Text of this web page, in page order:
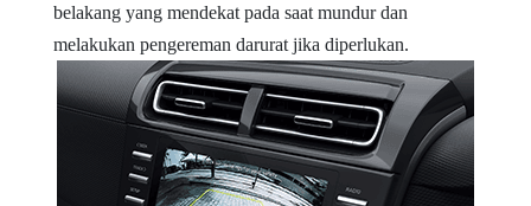
belakang yang mendekat pada saat mundur dan
melakukan pengereman darurat jika diperlukan.